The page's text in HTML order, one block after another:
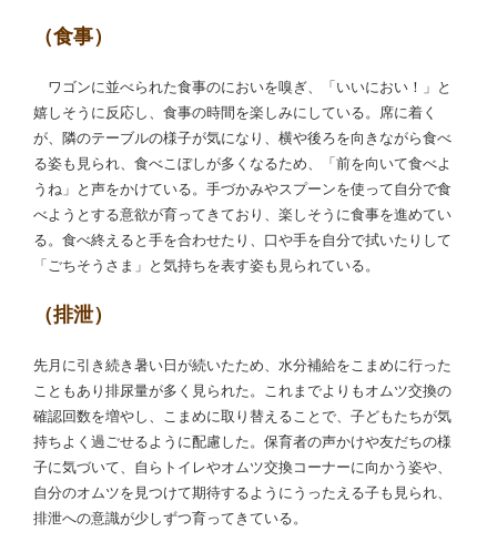
（食事）
ワゴンに並べられた食事のにおいを嗅ぎ、「いいにおい！」と
嬉しそうに反応し、食事の時間を楽しみにしている。席に着く
が、隣のテーブルの様子が気になり、横や後ろを向きながら食べ
る姿も見られ、食べこぼしが多くなるため、「前を向いて食べよ
うね」と声をかけている。手づかみやスプーンを使って自分で食
べようとする意欲が育ってきており、楽しそうに食事を進めてい
る。食べ終えると手を合わせたり、口や手を自分で拭いたりして
「ごちそうさま」と気持ちを表す姿も見られている。
（排泄）
先月に引き続き暑い日が続いたため、水分補給をこまめに行った
こともあり排尿量が多く見られた。これまでよりもオムツ交換の
確認回数を増やし、こまめに取り替えることで、子どもたちが気
持ちよく過ごせるように配慮した。保育者の声かけや友だちの様
子に気づいて、自らトイレやオムツ交換コーナーに向かう姿や、
自分のオムツを見つけて期待するようにうったえる子も見られ、
排泄への意識が少しずつ育ってきている。